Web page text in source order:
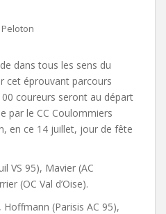
dans tous les sens du
cet éprouvant parcours
coureurs seront au départ
par le CC Coulommiers
en ce 14 juillet, jour de fête
VS 95), Mavier (AC
(OC Val d’Oise).
Hoffmann (Parisis AC 95),